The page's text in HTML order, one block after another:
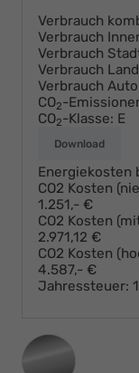
Verbrauch
Verbrauch
Verbrauch
Verbrauch
Verbrauch
CO2-
CO2-Klasse: E
Download
Energiekosten
CO2 Kosten
1.251,- €
CO2 Kosten
2.971,12 €
CO2 Kosten
4.587,- €
Jahressteuer: